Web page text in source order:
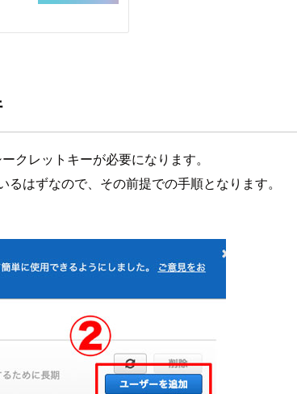
クレットキーが必要になります。
はずなので、その前提での手順となります。